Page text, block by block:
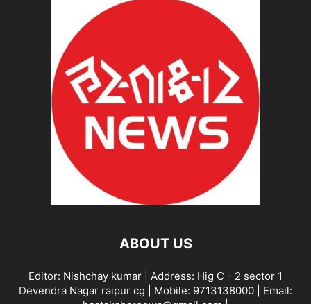
ABOUT US
Editor: Nishchay kumar | Address: Hig C - 2 sector 1
Devendra Nagar raipur cg | Mobile: 9713138000 | Email: